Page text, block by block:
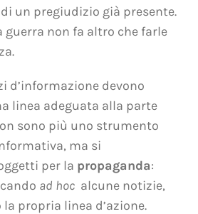
un pregiudizio già presente.
guerra non fa altro che farle
d’informazione devono
linea adeguata alla parte
sono più uno strumento
ma si
per la propaganda:
ad hoc alcune notizie,
propria linea d’azione.